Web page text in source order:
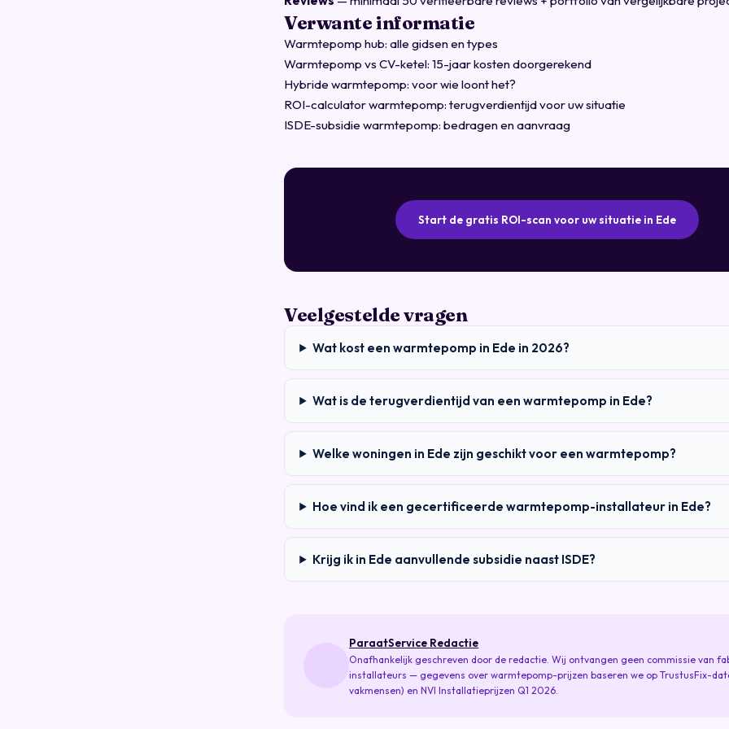
Verwante informatie
Warmtepomp hub: alle gidsen en types
Warmtepomp vs CV-ketel: 15-jaar kosten doorgerekend
Hybride warmtepomp: voor wie loont het?
ROI-calculator warmtepomp: terugverdientijd voor uw situatie
ISDE-subsidie warmtepomp: bedragen en aanvraag
Start de gratis ROI-scan voor uw situatie in Ede
Veelgestelde vragen
Wat kost een warmtepomp in Ede in 2026?
Wat is de terugverdientijd van een warmtepomp in Ede?
Welke woningen in Ede zijn geschikt voor een warmtepomp?
Hoe vind ik een gecertificeerde warmtepomp-installateur in Ede?
Krijg ik in Ede aanvullende subsidie naast ISDE?
ParaatService Redactie
Onafhankelijk geschreven door de redactie. Wij ontvangen geen commissie van
installateurs — gegevens over warmtepomp-prijzen baseren we op TrustusFix-
vakmensen) en NVI Installatieprijzen Q1 2026.